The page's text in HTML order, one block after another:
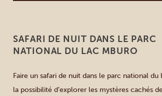
SAFARI DE NUIT DANS LE PARC
NATIONAL DU LAC MBURO
Faire un safari de nuit dans le parc national
la possibilité d’explorer les mystères cachés